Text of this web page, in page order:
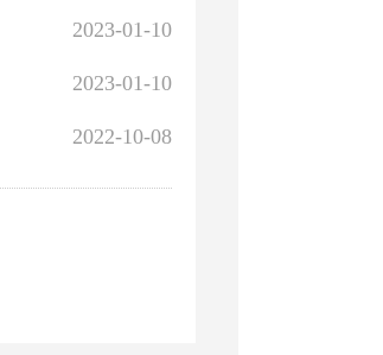
2023-01-10
2023-01-10
2022-10-08